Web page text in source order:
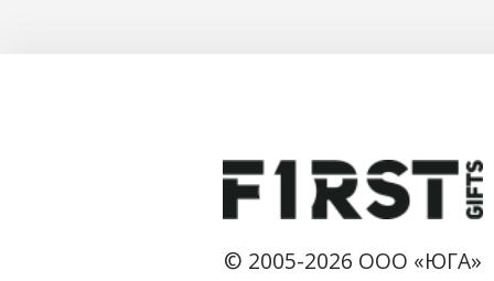
© 2005-2026 ООО «ЮГА»